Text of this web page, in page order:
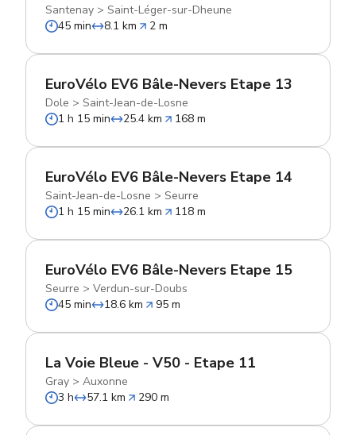
Santenay > Saint-Léger-sur-Dheune
45 min
8.1 km 2 m
EuroVélo EV6 Bâle-Nevers Etape 13
Dole > Saint-Jean-de-Losne
1 h 15 min
25.4 km 168 m
EuroVélo EV6 Bâle-Nevers Etape 14
Saint-Jean-de-Losne > Seurre
1 h 15 min
26.1 km 118 m
EuroVélo EV6 Bâle-Nevers Etape 15
Seurre > Verdun-sur-Doubs
45 min
18.6 km 95 m
La Voie Bleue - V50 - Etape 11
Gray > Auxonne
3 h
57.1 km 290 m